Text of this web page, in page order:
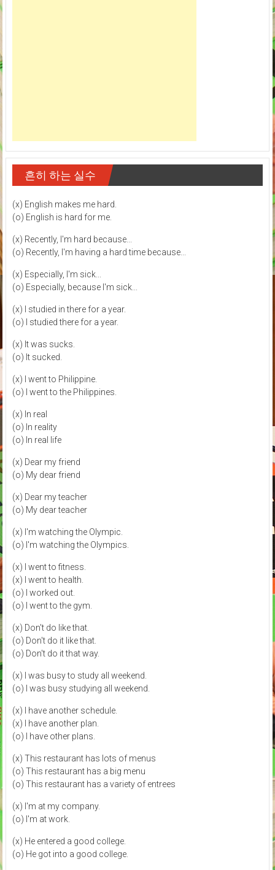
흔히 하는 실수
(x) English makes me hard.
(o) English is hard for me.
(x) Recently, I'm hard because...
(o) Recently, I'm having a hard time because...
(x) Especially, I'm sick...
(o) Especially, because I'm sick...
(x) I studied in there for a year.
(o) I studied there for a year.
(x) It was sucks.
(o) It sucked.
(x) I went to Philippine.
(o) I went to the Philippines.
(x) In real
(o) In reality
(o) In real life
(x) Dear my friend
(o) My dear friend
(x) Dear my teacher
(o) My dear teacher
(x) I'm watching the Olympic.
(o) I'm watching the Olympics.
(x) I went to fitness.
(x) I went to health.
(o) I worked out.
(o) I went to the gym.
(x) Don't do like that.
(o) Don't do it like that.
(o) Don't do it that way.
(x) I was busy to study all weekend.
(o) I was busy studying all weekend.
(x) I have another schedule.
(x) I have another plan.
(o) I have other plans.
(x) This restaurant has lots of menus
(o) This restaurant has a big menu
(o) This restaurant has a variety of entrees
(x) I'm at my company.
(o) I'm at work.
(x) He entered a good college.
(o) He got into a good college.